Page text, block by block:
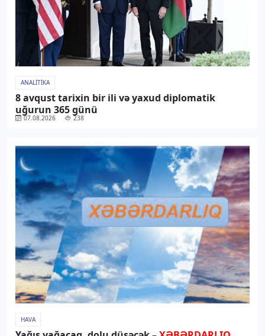
ANALITIKA
8 avqust tarixin bir ili və yaxud diplomatik
uğurun 365 günü
07.08.2026 238
HAVA